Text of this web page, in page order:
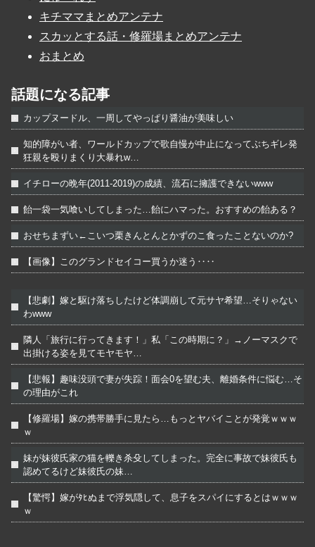
キチママまとめアンテナ
スカッとする話・修羅場まとめアンテナ
おまとめ
話題になる記事
カップヌードル、一周してやっぱり醤油が美味しい
知的障がい者、ワールドカップで歌自慢が中止になってぶちギレ発
狂親を殴りまくり大暴れw…
イチローの晩年(2011-2019)の成績、流石に擁護できないwww
飴一袋一気喰いしてしまった…飴にハマった。おすすめの飴ある？
おせちまずい←こいつ栗きんとんとかずのこ食ったことないのか?
【画像】このグランドセイコー買うか迷う‥‥
【悲劇】嫁と駆け落ちしたけど体調崩して元サヤ希望…そりゃない
わwww
隣人「旅行に行ってきます！」私「この時期に？」→ノーマスクで
出掛ける姿を見てモヤモヤ…
【悲報】趣味没頭で妻が失踪！面会0を望む夫、離婚条件に悩む…そ
の理由がこれ
【修羅場】嫁の携帯勝手に見たら…もっとヤバイことが発覚ｗｗｗ
ｗ
妹が妹彼氏家の猫を轢き杀殳してしまった。完全に事故で妹彼氏も
認めてるけど妹彼氏の妹…
【驚愕】嫁がﾀﾋぬまで浮気隠して、息子をスパイにするとはｗｗｗ
ｗ